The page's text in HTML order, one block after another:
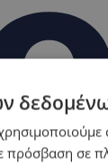
πρόσβαση σε